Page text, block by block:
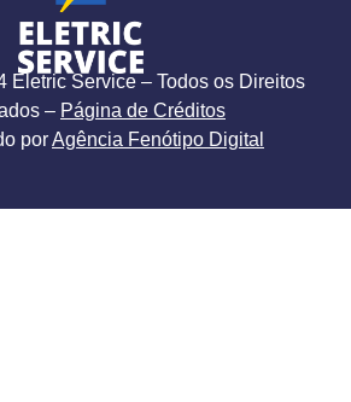
Eletric Service – Todos os Direitos
– Página de Créditos
porAgência Fenótipo Digital